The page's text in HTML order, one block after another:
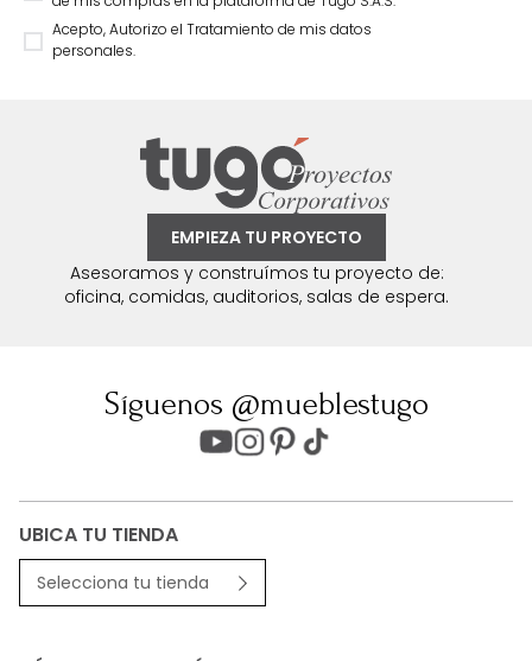
Acepto, Autorizo el Tratamiento de mis datos
personales.
EMPIEZA TU PROYECTO
Asesoramos y construímos tu proyecto de:
oficina, comidas, auditorios, salas de espera.
Síguenos @mueblestugo
UBICA TU TIENDA
Selecciona tu tienda